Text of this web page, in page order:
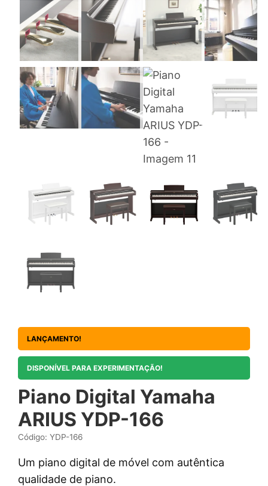
LANÇAMENTO!
DISPONÍVEL PARA EXPERIMENTAÇÃO!
Piano Digital Yamaha
ARIUS YDP-166
Código: YDP-166
Um piano digital de móvel com autêntica
qualidade de piano.